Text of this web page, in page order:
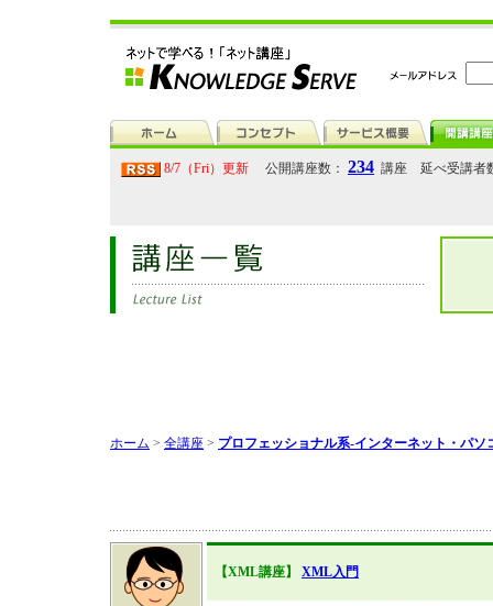
8/7（Fri）更新 公開講座数： 234 講座 延べ受講者
ホーム > 全講座 > プロフェッショナル系-インターネット・パソ
【XML講座】 XML入門